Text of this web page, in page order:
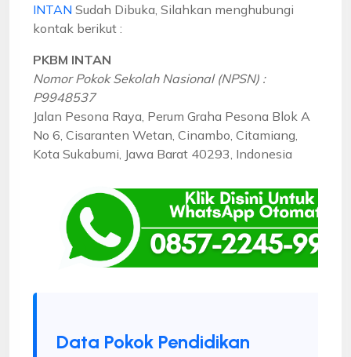
INTAN Sudah Dibuka, Silahkan menghubungi
kontak berikut :
PKBM INTAN
Nomor Pokok Sekolah Nasional (NPSN) :
P9948537
Jalan Pesona Raya, Perum Graha Pesona Blok A
No 6, Cisaranten Wetan, Cinambo, Citamiang,
Kota Sukabumi, Jawa Barat 40293, Indonesia
Data Pokok Pendidikan